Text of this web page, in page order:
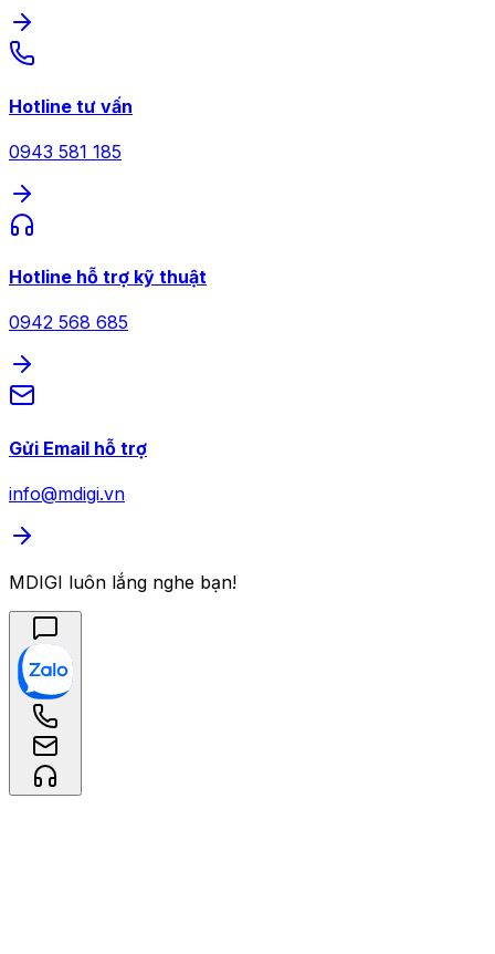
Hotline tư vấn
0943 581 185
Hotline hỗ trợ kỹ thuật
0942 568 685
Gửi Email hỗ trợ
info@mdigi.vn
MDIGI luôn lắng nghe bạn!